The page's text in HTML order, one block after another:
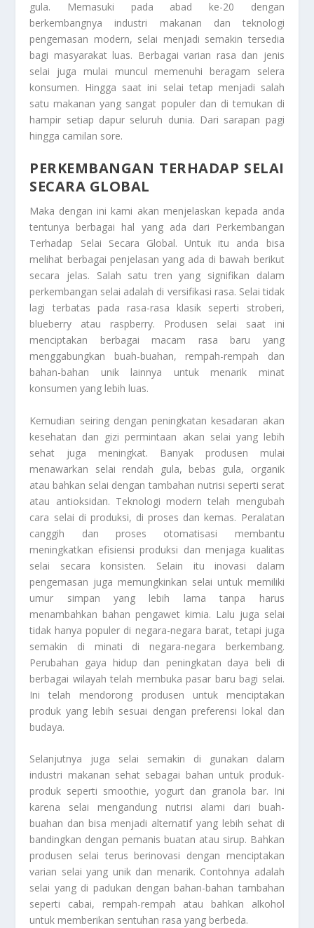
gula. Memasuki pada abad ke-20 dengan
berkembangnya industri makanan dan teknologi
pengemasan modern, selai menjadi semakin tersedia
bagi masyarakat luas. Berbagai varian rasa dan jenis
selai juga mulai muncul memenuhi beragam selera
konsumen. Hingga saat ini selai tetap menjadi salah
satu makanan yang sangat populer dan di temukan di
hampir setiap dapur seluruh dunia. Dari sarapan pagi
hingga camilan sore.
PERKEMBANGAN TERHADAP SELAI
SECARA GLOBAL
Maka dengan ini kami akan menjelaskan kepada anda
tentunya berbagai hal yang ada dari
Perkembangan
Terhadap Selai Secara Global. Untuk itu anda bisa
melihat berbagai penjelasan yang ada di bawah berikut
secara jelas. Salah satu tren yang signifikan dalam
perkembangan selai adalah di versifikasi rasa. Selai tidak
lagi terbatas pada rasa-rasa klasik seperti stroberi,
blueberry atau raspberry. Produsen selai saat ini
menciptakan berbagai macam rasa baru yang
menggabungkan buah-buahan, rempah-rempah dan
bahan-bahan unik lainnya untuk menarik minat
konsumen yang lebih luas.
Kemudian seiring dengan peningkatan kesadaran akan
kesehatan dan gizi permintaan akan selai yang lebih
sehat juga meningkat. Banyak produsen mulai
menawarkan selai rendah gula, bebas gula, organik
atau bahkan selai dengan tambahan nutrisi seperti serat
atau antioksidan. Teknologi modern telah mengubah
cara selai di produksi, di proses dan kemas. Peralatan
canggih dan proses otomatisasi membantu
meningkatkan efisiensi produksi dan menjaga kualitas
selai secara konsisten. Selain itu inovasi dalam
pengemasan juga memungkinkan selai untuk memiliki
umur simpan yang lebih lama tanpa harus
menambahkan bahan pengawet kimia. Lalu juga selai
tidak hanya populer di negara-negara barat, tetapi juga
semakin di minati di negara-negara berkembang.
Perubahan gaya hidup dan peningkatan daya beli di
berbagai wilayah telah membuka pasar baru bagi selai.
Ini telah mendorong produsen untuk menciptakan
produk yang lebih sesuai dengan preferensi lokal dan
budaya.
Selanjutnya juga selai semakin di gunakan dalam
industri makanan sehat sebagai bahan untuk produk-
produk seperti smoothie, yogurt dan granola bar. Ini
karena selai mengandung nutrisi alami dari buah-
buahan dan bisa menjadi alternatif yang lebih sehat di
bandingkan dengan pemanis buatan atau sirup. Bahkan
produsen selai terus berinovasi dengan menciptakan
varian selai yang unik dan menarik. Contohnya adalah
selai yang di padukan dengan bahan-bahan tambahan
seperti cabai, rempah-rempah atau bahkan alkohol
untuk memberikan sentuhan rasa yang berbeda.